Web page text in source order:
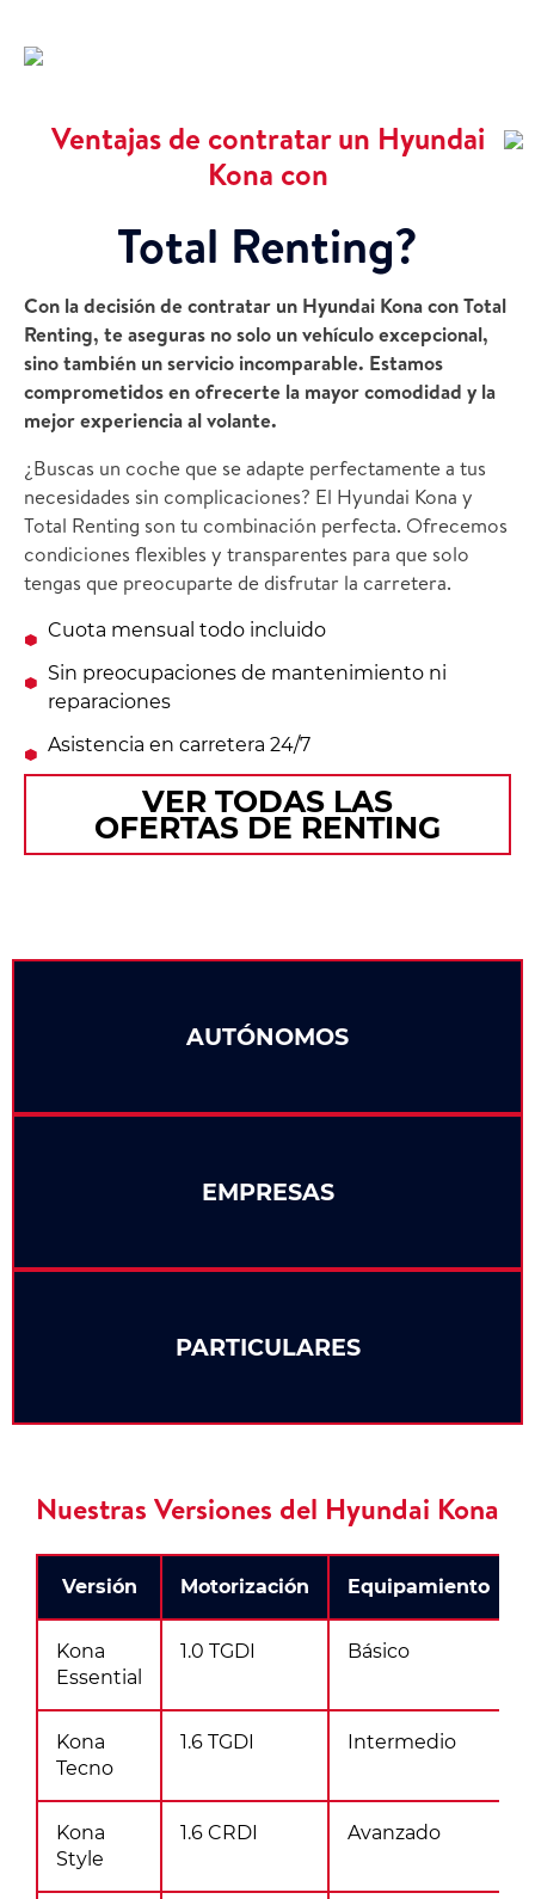
Ventajas de contratar un Hyundai
Kona con
Total Renting?
Con la decisión de contratar un Hyundai Kona con Total
Renting, te aseguras no solo un vehículo excepcional,
sino también un servicio incomparable. Estamos
comprometidos en ofrecerte la mayor comodidad y la
mejor experiencia al volante.
¿Buscas un coche que se adapte perfectamente a tus
necesidades sin complicaciones? El Hyundai Kona y
Total Renting son tu combinación perfecta. Ofrecemos
condiciones flexibles y transparentes para que solo
tengas que preocuparte de disfrutar la carretera.
Cuota mensual todo incluido
Sin preocupaciones de mantenimiento ni
reparaciones
Asistencia en carretera 24/7
VER TODAS LAS
OFERTAS DE RENTING
PARTICULARES
AUTÓNOMOS
EMPRESAS
Nuestras Versiones del Hyundai Kona
Versión Motorización Equipamiento
Kona
Essential
1.0 TGDI Básico
Kona
Tecno
1.6 TGDI Intermedio
Kona
Style
1.6 CRDI Avanzado